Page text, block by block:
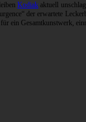
Kodiak aktuell
der erwartete
ein Gesamtkunstwerk,